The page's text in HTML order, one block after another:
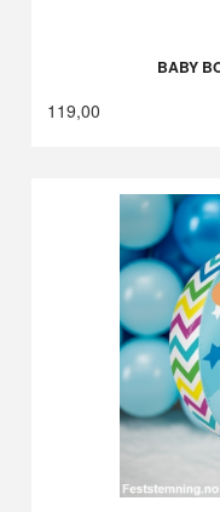
BABY
119,00